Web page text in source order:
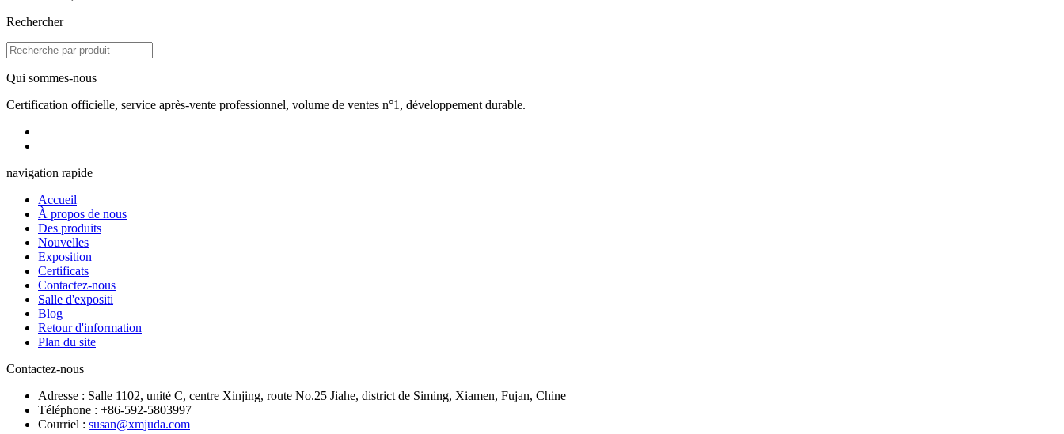
Rechercher
Qui sommes-nous
Certification officielle, service après-vente professionnel, volume de ventes n°1, développement durable.
navigation rapide
Accueil
À propos de nous
Des produits
Nouvelles
Exposition
Certificats
Contactez-nous
Salle d'expositi
Blog
Retour d'information
Plan du site
Contactez-nous
Adresse : Salle 1102, unité C, centre Xinjing, route No.25 Jiahe, district de Siming, Xiamen, Fujan, Chine
Téléphone : +86-592-5803997
Courriel : susan@xmjuda.com